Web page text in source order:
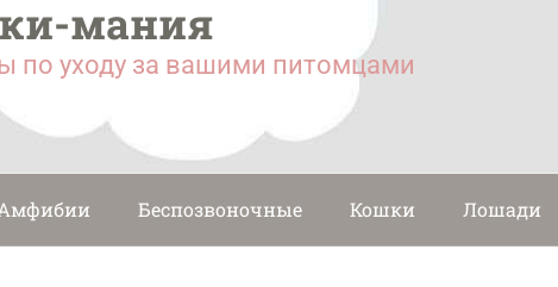
мания
по уходу за вашими питомцами
Беспозвоночные Кошки Лошади